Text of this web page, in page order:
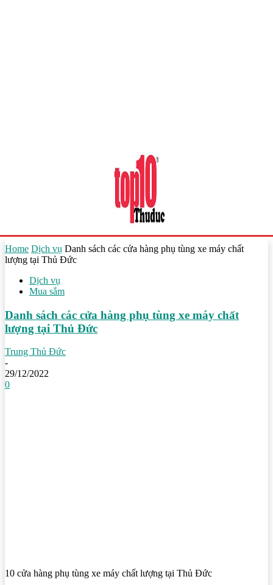
Home Dịch vụ Danh sách các cửa hàng phụ tùng xe máy chất
lượng tại Thủ Đức
Dịch vụ
Mua sắm
Danh sách các cửa hàng phụ tùng xe máy chất
lượng tại Thủ Đức
Trung Thủ Đức
-
29/12/2022
0
10 cửa hàng phụ tùng xe máy chất lượng tại Thủ Đức